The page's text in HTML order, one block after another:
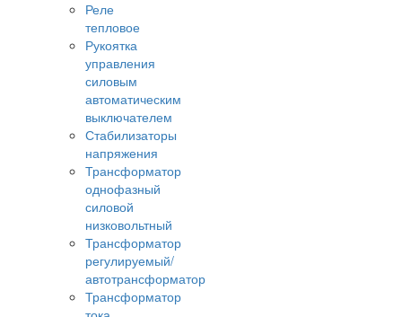
Реле
тепловое
Рукоятка
управления
силовым
автоматическим
выключателем
Стабилизаторы
напряжения
Трансформатор
однофазный
силовой
низковольтный
Трансформатор
регулируемый/
автотрансформатор
Трансформатор